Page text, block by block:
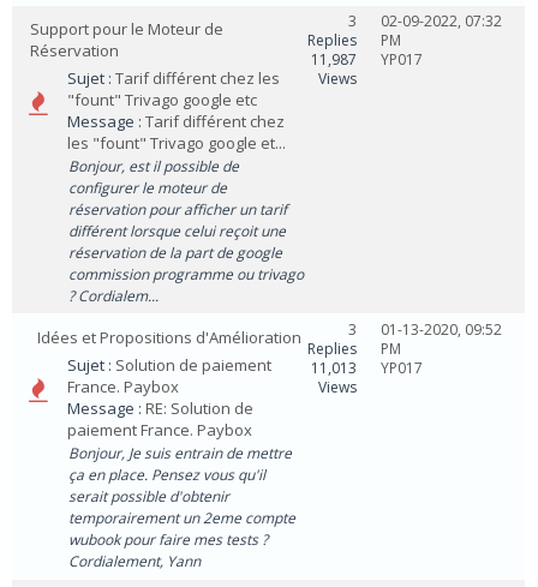
Support pour le Moteur de
Réservation
Sujet : Tarif différent chez les
"fount" Trivago google etc
Message : Tarif différent chez
les "fount" Trivago google et...
Bonjour, est il possible de
configurer le moteur de
réservation pour afficher un tarif
différent lorsque celui reçoit une
réservation de la part de google
commission programme ou trivago
? Cordialem...
3
Replies
11,987
Views
02-09-2022, 07:32
PM
YP017
Idées et Propositions d'Amélioration
Sujet : Solution de paiement
France. Paybox
Message : RE: Solution de
paiement France. Paybox
Bonjour, Je suis entrain de mettre
ça en place. Pensez vous qu'il
serait possible d'obtenir
temporairement un 2eme compte
wubook pour faire mes tests ?
Cordialement, Yann
3
Replies
11,013
Views
01-13-2020, 09:52
PM
YP017